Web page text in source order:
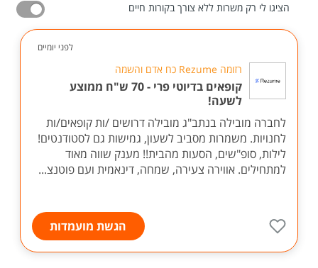
הציגו לי רק משרות ללא צורך בקורות חיים
לפני יומיים
רזומה Rezume כח אדם והשמה
קופאים בדיוטי פרי - 70 ש"ח ממוצע
לשעה!
לחברה מובילה בנתב"ג מובילה דרושים /ות קופאים/ות
לחנויות. משמרות מסביב לשעון, גמישות גם לסטודנטים!
לילות, סופ"שים, הסעות מהבית!! מענק שווה מאוד
למתחילים. אווירה צעירה, שמחה, דינאמית ועם פוטנצ...
הגשת מועמדות